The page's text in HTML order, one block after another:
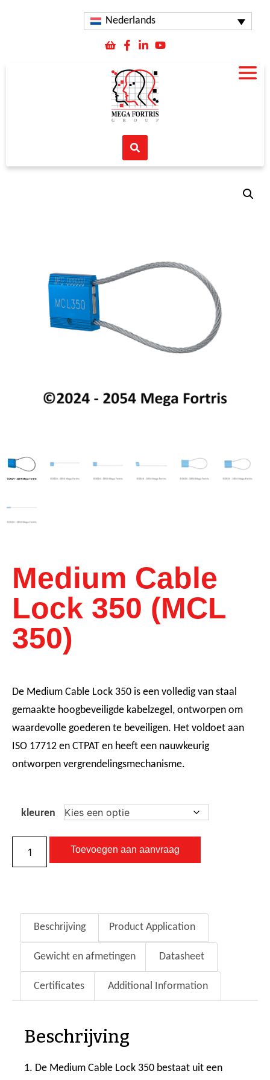
Nederlands
Medium Cable
Lock 350 (MCL
350)
De Medium Cable Lock 350 is een volledig van staal
gemaakte hoogbeveiligde kabelzegel, ontworpen om
waardevolle goederen te beveiligen. Het voldoet aan
ISO 17712 en CTPAT en heeft een nauwkeurig
ontworpen vergrendelingsmechanisme.
kleuren
Toevoegen aan aanvraag
Beschrijving Product Application
Gewicht en afmetingen Datasheet
Certificates Additional Information
Beschrijving
1. De Medium Cable Lock 350 bestaat uit een